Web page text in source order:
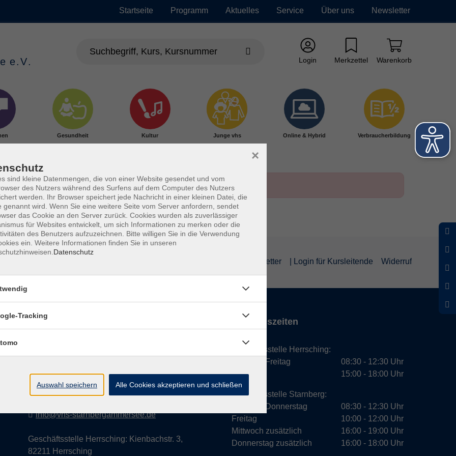
Startseite Programm Aktuelles Service Über uns Newsletter
Login Merkzettel Warenkorb
Gesundheit Kultur Junge vhs Online & Hybrid Verbraucherbildung
Newsletter | Login für Kursleitende Widerruf
Kontakt
Geschäftsstelle Starnberg: Bahnhofplatz 14,
info@vhs-starnbergammersee.de
Geschäftsstelle Herrsching: Kienbachstr. 3,
82211 Herrsching
Öffnungszeiten
Geschäftsstelle Herrsching:
Montag - Freitag
Dienstag
08:30 - 12:30 Uhr
15:00 - 18:00 Uhr
Geschäftsstelle Starnberg:
Montag - Donnerstag
Freitag
Mittwoch zusätzlich
Donnerstag zusätzlich
08:30 - 12:30 Uhr
10:00 - 12:00 Uhr
16:00 - 19:00 Uhr
16:00 - 18:00 Uhr
sind kleine Datenmengen, die von einer Website gesendet und vom
des Nutzers während des Surfens auf dem Computer des Nutzers
werden. Ihr Browser speichert jede Nachricht in einer kleinen Datei, die
genannt wird. Wenn Sie eine weitere Seite vom Server anfordern, sendet
das Cookie an den Server zurück. Cookies wurden als zuverlässiger
für Websites entwickelt, um sich Informationen zu merken oder die
des Benutzers aufzuzeichnen. Bitte willigen Sie in die Verwendung
ein. Weitere Informationen finden Sie in unseren
Datenschutz
×
Tracking
Auswahl speichern Alle Cookies akzeptieren und schließen